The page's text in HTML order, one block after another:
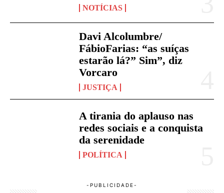
NOTÍCIAS
Davi Alcolumbre/
FábioFarias: “as suíças
estarão lá?” Sim”, diz
Vorcaro
JUSTIÇA
A tirania do aplauso nas
redes sociais e a conquista
da serenidade
POLÍTICA